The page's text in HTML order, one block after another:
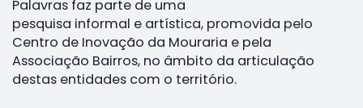
Palavras faz parte de uma
pesquisa informal e artística, promovida pelo
Centro de Inovação da Mouraria e pela
Associação Bairros, no âmbito da articulação
destas entidades com o território.